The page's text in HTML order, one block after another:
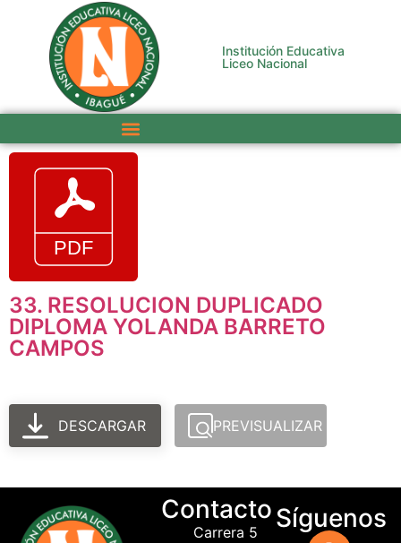
Institución Educativa
Liceo Nacional
33. RESOLUCION DUPLICADO
DIPLOMA YOLANDA BARRETO
CAMPOS
DESCARGAR PREVISUALIZAR
Contacto
Carrera 5
Síguenos